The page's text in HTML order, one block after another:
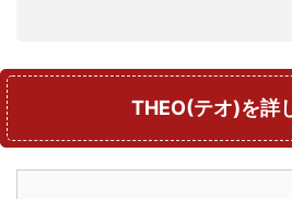
THEO(テオ)を詳